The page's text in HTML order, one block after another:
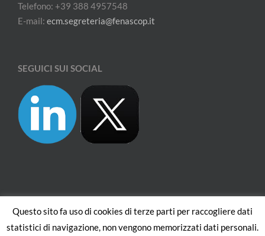
Telefono: +39 388 4957548
E-mail: ecm.segreteria@fenascop.it
SEGUICI SUI SOCIAL
© Copyright2026 | FENASCOP - Federazione Nazionale Strutture
Questo sito fa uso di cookies di terze parti per raccogliere dati
statistici di navigazione, non vengono memorizzati dati personali.